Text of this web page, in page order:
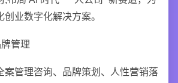
业数字化解决方案。
管理
案管理咨询、品牌策划、人性营销落